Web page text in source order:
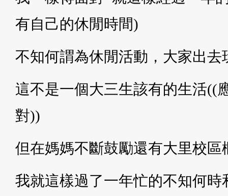
有自己的休閒時間)
不知何謂為休閒活動，大家出
這不是一個大三生該有的生活((
對))
但在媽媽不斷鼓勵還有大里校
我就這樣過了一年忙的不知何時